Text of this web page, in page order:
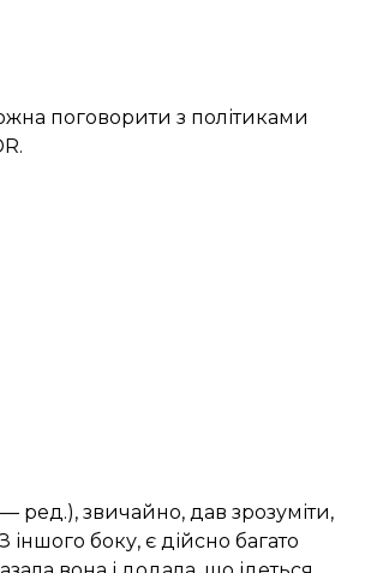
поговорити з політиками
— ред.), звичайно, дав зрозуміти,
боку, є дійсно багато